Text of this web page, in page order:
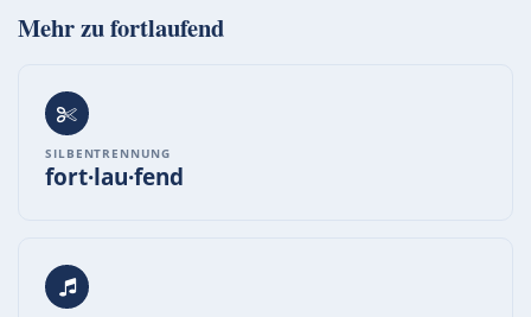
Mehr zufortlaufend
SILBENTRENNUNG
fort·lau·fend